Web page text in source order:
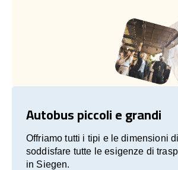
Autobus piccoli e grandi
Offriamo tutti i tipi e le dimensioni
soddisfare tutte le esigenze di
in Siegen.